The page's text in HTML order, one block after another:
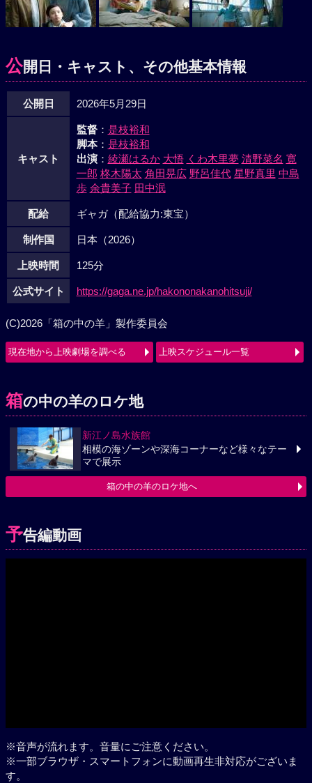
公開日・キャスト、その他基本情報
公開日 2026年5月29日
キャスト
監督：是枝裕和
脚本：是枝裕和
出演：綾瀬はるか 大悟 くわ木里夢 清野菜名 寛
一郎 柊木陽太 角田晃広 野呂佳代 星野真里 中島
歩 余貴美子 田中泯
配給 ギャガ（配給協力:東宝）
制作国 日本（2026）
上映時間 125分
公式サイト https://gaga.ne.jp/hakononakanohitsuji/
(C)2026「箱の中の羊」製作委員会
現在地から上映劇場を調べる 上映スケジュール一覧
箱の中の羊のロケ地
新江ノ島水族館
相模の海ゾーンや深海コーナーなど様々なテー
マで展示
箱の中の羊のロケ地へ
予告編動画
※音声が流れます。音量にご注意ください。
※一部ブラウザ・スマートフォンに動画再生非対応がございま
す。